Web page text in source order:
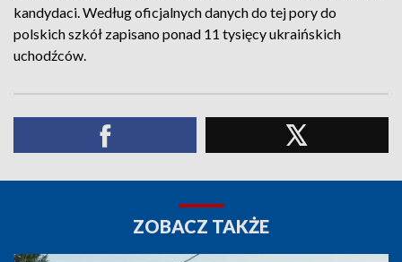
kandydaci. Według oficjalnych danych do tej pory do
polskich szkół zapisano ponad 11 tysięcy ukraińskich
uchodźców.
ZOBACZ TAKŻE